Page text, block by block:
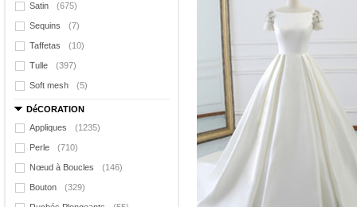
Satin (675)
Sequins (7)
Taffetas (10)
Tulle (397)
Soft mesh (5)
DéCORATION
Appliques
(1235)
Perle (710)
Nœud à Boucles (146)
Bouton (329)